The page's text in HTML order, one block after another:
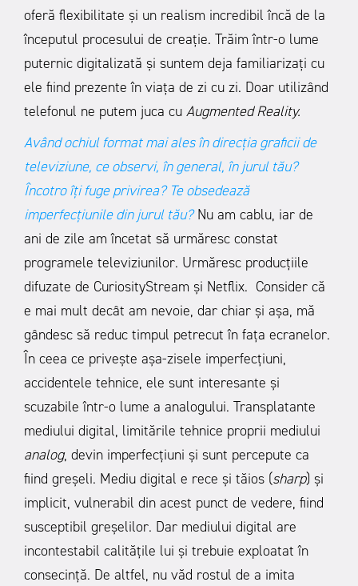
oferă flexibilitate și un realism incredibil încă de la
începutul procesului de creație. Trăim într-o lume
puternic digitalizată și suntem deja familiarizați cu
ele fiind prezente în viața de zi cu zi. Doar utilizând
telefonul ne putem juca cu Augmented Reality.
Având ochiul format mai ales în direcția graficii de
televiziune, ce observi, în general, în jurul tău?
Încotro îți fuge privirea? Te obsedează
imperfecțiunile din jurul tău? Nu am cablu, iar de
ani de zile am încetat să urmăresc constat
programele televiziunilor. Urmăresc producțiile
difuzate de CuriosityStream și Netflix. Consider că
e mai mult decât am nevoie, dar chiar și așa, mă
gândesc să reduc timpul petrecut în fața ecranelor.
În ceea ce privește așa-zisele imperfecțiuni,
accidentele tehnice, ele sunt interesante și
scuzabile într-o lume a analogului. Transplatante
mediului digital, limitările tehnice proprii mediului
analog, devin imperfecțiuni și sunt percepute ca
fiind greșeli. Mediu digital e rece și tăios (sharp) și
implicit, vulnerabil din acest punct de vedere, fiind
susceptibil greșelilor. Dar mediului digital are
incontestabil calitățile lui și trebuie exploatat în
consecință. De altfel, nu văd rostul de a imita